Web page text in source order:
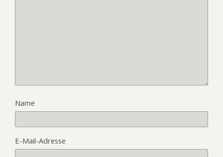
Name
E-Mail-Adresse